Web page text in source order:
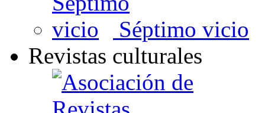
Séptimo vicio
Revistas culturales